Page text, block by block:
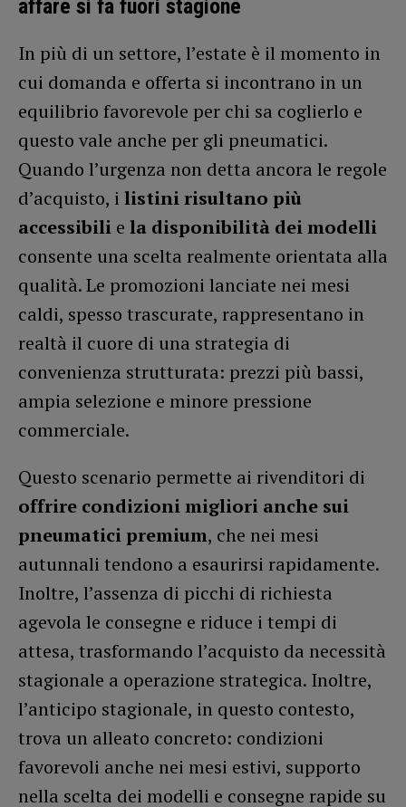
affare si fa fuori stagione
In più di un settore, l’estate è il momento in
cui domanda e offerta si incontrano in un
equilibrio favorevole per chi sa coglierlo e
questo vale anche per gli pneumatici.
Quando l’urgenza non detta ancora le regole
d’acquisto, i listini risultano più
accessibili e la disponibilità dei modelli
consente una scelta realmente orientata alla
qualità. Le promozioni lanciate nei mesi
caldi, spesso trascurate, rappresentano in
realtà il cuore di una strategia di
convenienza strutturata: prezzi più bassi,
ampia selezione e minore pressione
commerciale.
Questo scenario permette ai rivenditori di
offrire condizioni migliori anche sui
pneumatici premium, che nei mesi
autunnali tendono a esaurirsi rapidamente.
Inoltre, l’assenza di picchi di richiesta
agevola le consegne e riduce i tempi di
attesa, trasformando l’acquisto da necessità
stagionale a operazione strategica. Inoltre,
l’anticipo stagionale, in questo contesto,
trova un alleato concreto: condizioni
favorevoli anche nei mesi estivi, supporto
nella scelta dei modelli e consegne rapide su